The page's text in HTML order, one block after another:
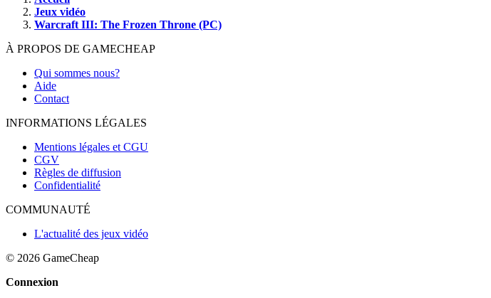
Jeux vidéo
Warcraft III: The Frozen Throne (PC)
À PROPOS DE GAMECHEAP
Qui sommes nous?
Aide
Contact
INFORMATIONS LÉGALES
Mentions légales et CGU
CGV
Règles de diffusion
Confidentialité
COMMUNAUTÉ
L'actualité des jeux vidéo
© 2026 GameCheap
Connexion